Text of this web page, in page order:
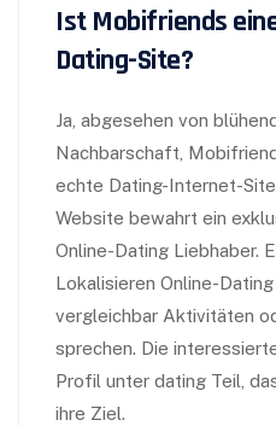
Ist Mobifriends
Dating-Site?
Ja, abgesehen von
Nachbarschaft,
echte Dating-Internet-
Website bewahrt ein
Online-Dating Liebhaber.
Lokalisieren Online-
vergleichbar Aktivitäten
sprechen. Die
Profil unter dating Teil,
ihre Ziel.